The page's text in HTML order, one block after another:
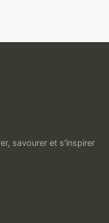
savourer et s'inspirer